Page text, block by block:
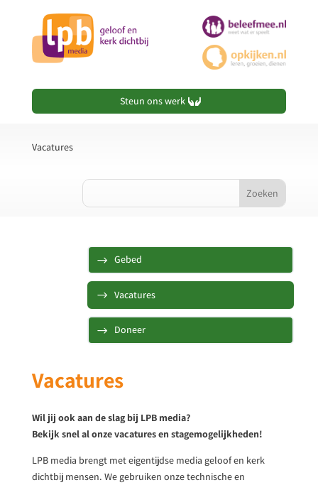
Steun ons werk
Vacatures
Gebed
Vacatures
Doneer
Vacatures
Wil jij ook aan de slag bij LPB media?
Bekijk snel al onze vacatures en stagemogelijkheden!
LPB media brengt met eigentijdse media geloof en kerk
dichtbij mensen. We gebruiken onze technische en